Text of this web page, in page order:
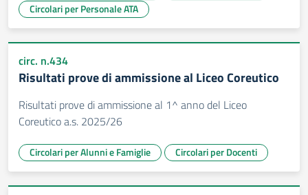
Circolari per Personale ATA
circ. n.434
Risultati prove di ammissione al Liceo Coreutico
Risultati prove di ammissione al 1^ anno del Liceo
Coreutico a.s. 2025/26
Circolari per Alunni e Famiglie Circolari per Docenti